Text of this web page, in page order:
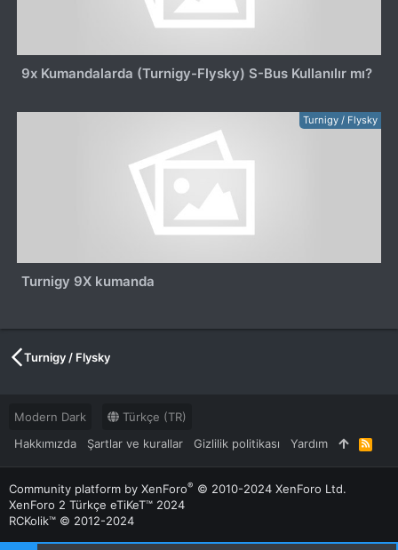
9x Kumandalarda (Turnigy-Flysky) S-Bus Kullanılır mı?
Turnigy / Flysky
Turnigy 9X kumanda
Turnigy / Flysky
Modern Dark
Türkçe (TR)
Hakkımızda
Şartlar ve kurallar Gizlilik politikası Yardım
R
S
S
Community platform by XenForo® © 2010-2024 XenForo Ltd.
XenForo 2 Türkçe eTiKeT™ 2024
RCKolik™ © 2012-2024